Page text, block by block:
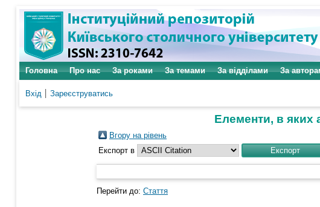
Головна Про нас За роками За темами За відділами За
Вхід Зареєструватись
Елементи, в яких
Вгору на рівень
Експорт в
Перейти до: Стаття